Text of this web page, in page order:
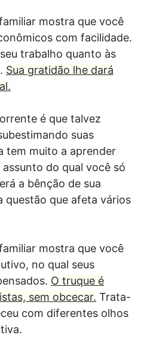
mostra que você
com facilidade.
trabalho quanto às
Sua gratidão lhe dará
é que talvez
suas
tem muito a aprender
do qual você só
a bênção de sua
questão que afeta vários
mostra que você
no qual seus
O truque é
sem obcecar. Trata-
com diferentes olhos